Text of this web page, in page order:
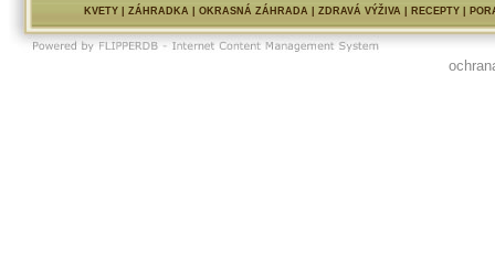
KVETY| ZÁHRADKA| OKRASNÁ ZÁHRADA| ZDRAVÁ VÝŽIVA| RECEPTY|